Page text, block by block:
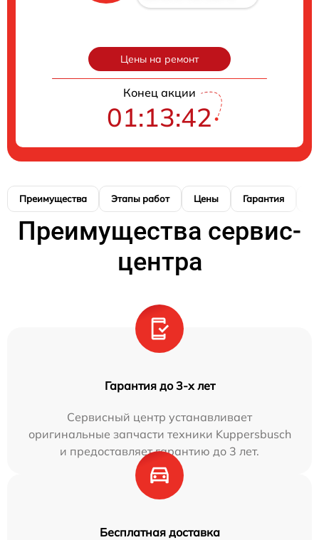
Цены на ремонт
Конец акции
01:13:41
Преимущества Этапы работ Цены Гарантия
Преимущества сервис-
центра
Гарантия до 3-х лет
Сервисный центр устанавливает
оригинальные запчасти техники Kuppersbusch
и предоставляет гарантию до 3 лет.
Бесплатная доставка